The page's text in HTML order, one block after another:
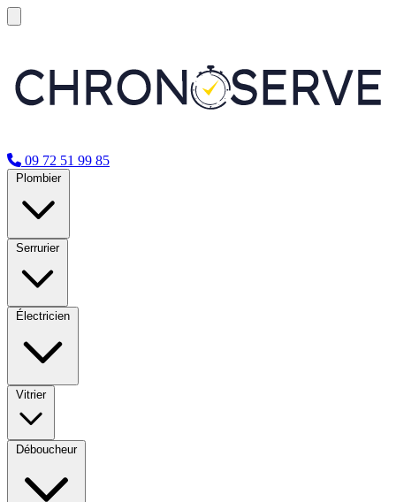
09 72 51 99 85
Plombier
Serrurier
Électricien
Vitrier
Déboucheur